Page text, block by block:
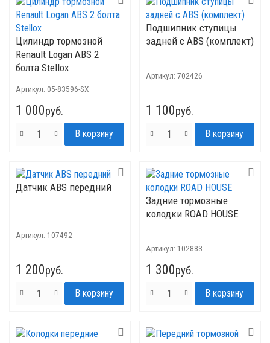
Цилиндр тормозной
Renault Logan ABS 2
болта Stellox
Артикул: 05-83596-SX
1 000руб.
Подшипник ступицы
задней с ABS (комплект)
Артикул: 702426
1 100руб.
Датчик ABS передний
Артикул: 107492
1 200руб.
Задние тормозные
колодки ROAD HOUSE
Артикул: 102883
1 300руб.